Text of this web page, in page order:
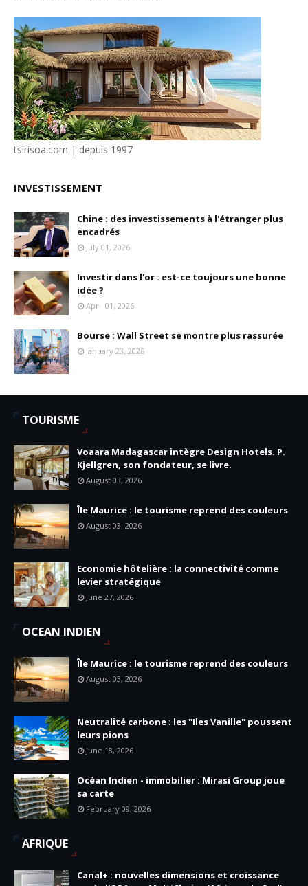
tsirisoa.com | depuis 1997
INVESTISSEMENT
Chine : des investissements à l'étranger plus
encadrés
July 01, 2026
Investir dans l'or : est-ce toujours une bonne
idée ?
April 01, 2026
Bourse : Wall Street se montre plus rassurée
January 23, 2026
TOURISME
Voaara Madagascar intègre Design Hotels. P.
Kjellgren, son fondateur, se livre.
August 03, 2026
Île Maurice : le tourisme reprend des couleurs
August 03, 2026
Economie hôtelière : la connectivité comme
levier stratégique
June 27, 2026
OCEAN INDIEN
Île Maurice : le tourisme reprend des couleurs
August 03, 2026
Neutralité carbone : les "Iles Vanille" poussent
leurs pions
June 18, 2026
Océan Indien - immobilier : Mirasi Group joue
sa carte
February 09, 2026
AFRIQUE
Canal+ : nouvelles dimensions et croissance